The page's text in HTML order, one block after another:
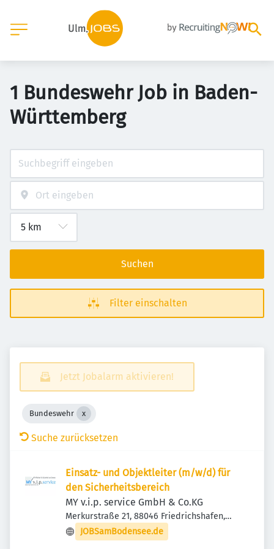
1 Bundeswehr Job in Baden-
Württemberg
Suchen
Filter einschalten
Jetzt Jobalarm aktivieren!
Bundeswehr
Suche zurücksetzen
Einsatz- und Objektleiter (m/w/d) für
den Sicherheitsbereich
MY v.i.p. service GmbH & Co.KG
Merkurstraße 21, 88046 Friedrichshafen,
Deutschland
JOBSamBodensee.de